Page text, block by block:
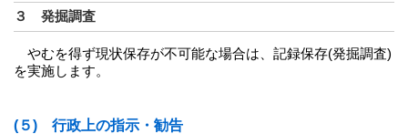
３ 発掘調査
やむを得ず現状保存が不可能な場合は、記録保存(発掘調査)
を実施します。
(５) 行政上の指示・勧告